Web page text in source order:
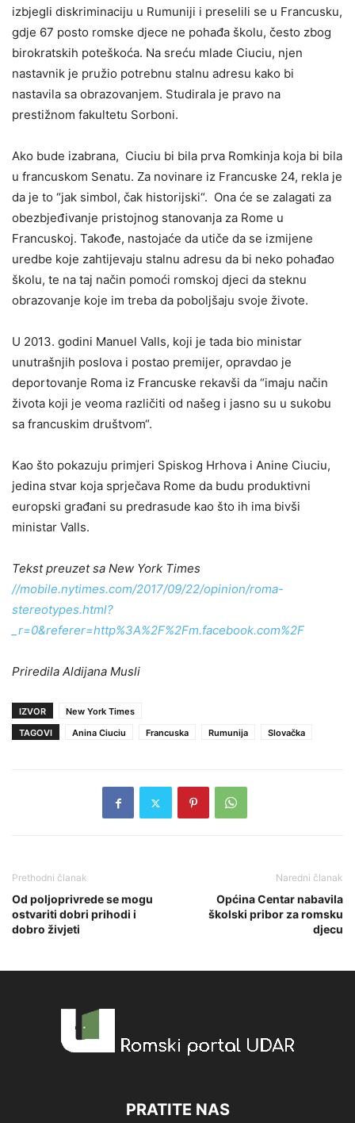
izbjegli diskriminaciju u Rumuniji i preselili se u Francusku,
gdje 67 posto romske djece ne pohađa školu, često zbog
birokratskih poteškoća. Na sreću mlade Ciuciu, njen
nastavnik je pružio potrebnu stalnu adresu kako bi
nastavila sa obrazovanjem. Studirala je pravo na
prestižnom fakultetu Sorboni.
Ako bude izabrana, Ciuciu bi bila prva Romkinja koja bi bila
u francuskom Senatu. Za novinare iz Francuske 24, rekla je
da je to “jak simbol, čak historijski“. Ona će se zalagati za
obezbjeđivanje pristojnog stanovanja za Rome u
Francuskoj. Takođe, nastojaće da utiče da se izmijene
uredbe koje zahtijevaju stalnu adresu da bi neko pohađao
školu, te na taj način pomoći romskoj djeci da steknu
obrazovanje koje im treba da poboljšaju svoje živote.
U 2013. godini Manuel Valls, koji je tada bio ministar
unutrašnjih poslova i postao premijer, opravdao je
deportovanje Roma iz Francuske rekavši da “imaju način
života koji je veoma različiti od našeg i jasno su u sukobu
sa francuskim društvom“.
Kao što pokazuju primjeri Spiskog Hrhova i Anine Ciuciu,
jedina stvar koja sprječava Rome da budu produktivni
europski građani su predrasude kao što ih ima bivši
ministar Valls.
Tekst preuzet sa New York Times
//mobile.nytimes.com/2017/09/22/opinion/roma-
stereotypes.html?
_r=0&referer=http%3A%2F%2Fm.facebook.com%2F
Priredila Aldijana Musli
IZVOR
New York Times
TAGOVI
Anina Ciuciu Francuska Rumunija Slovačka
Prethodni članak
Od poljoprivrede se mogu
ostvariti dobri prihodi i
dobro živjeti
Naredni članak
Općina Centar nabavila
školski pribor za romsku
djecu
PRATITE NAS